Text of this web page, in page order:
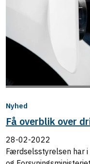
Nyhed
Få overblik over
28-02-2022
Færdselsstyrelsen har i